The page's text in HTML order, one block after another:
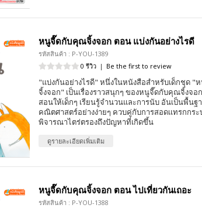
หนูจี๊ดกับคุณจิ้งจอก ตอน แบ่งกันอย่างไรดี
รหัสสินค้า : P-YOU-1389
0 รีวิว | Be the first to review
"แบ่งกันอย่างไรดี" หนึ่งในหนังสือสำหรับเด็กชุด
จิ้งจอก" เป็นเรื่องราวสนุกๆ ของหนูจี๊ดกับคุณจิ้งจอ
สอนให้เด็กๆ เรียนรู้จำนวนและการนับ อันเป็นพื้นฐ
คณิตศาสตร์อย่างง่ายๆ ควบคู่กับการสอดเเทรกกร
พิจารณาไตร่ตรองถึงปัญหาที่เกิดขึ้น
ดูรายละเอียดเพิ่มเติม
หนูจี๊ดกับคุณจิ้งจอก ตอน ไปเที่ยวกันเถอะ
รหัสสินค้า : P-YOU-1388